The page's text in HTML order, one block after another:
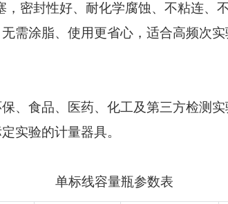
，密封性好、耐化学腐蚀、不粘连、
需涂脂、使用更省心，适合高频次实
、食品、医药、化工及第三方检测
实验的计量器具。
单标线容量瓶参数表